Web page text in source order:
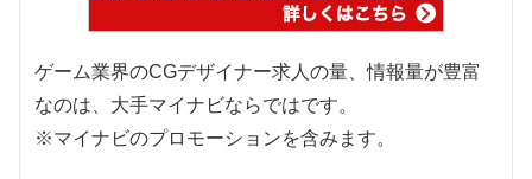
ゲーム業界のCGデザイナー求人の量、情報量が豊富
なのは、大手マイナビならではです。
※マイナビのプロモーションを含みます。